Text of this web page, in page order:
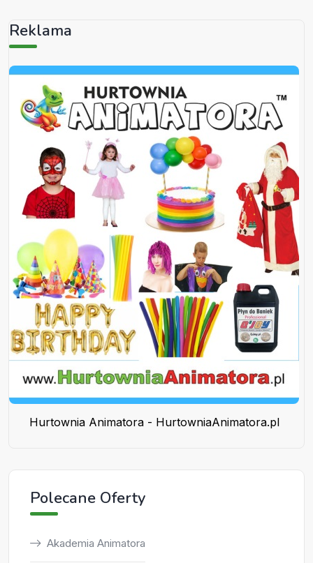
Reklama
Hurtownia Animatora - HurtowniaAnimatora.pl
Polecane Oferty
Akademia Animatora